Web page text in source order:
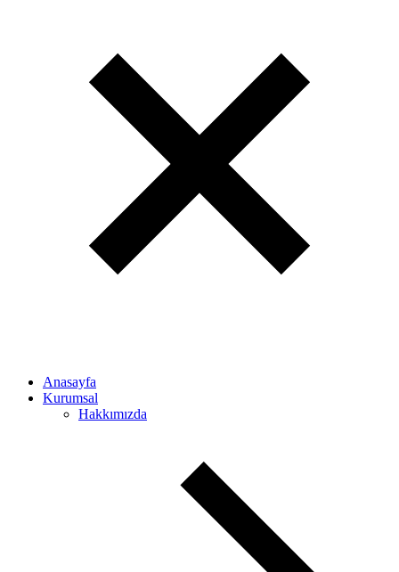
Anasayfa
Kurumsal
Hakkımızda